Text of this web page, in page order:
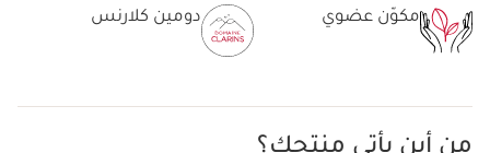
مكوّن عضوي دومين كلارنس